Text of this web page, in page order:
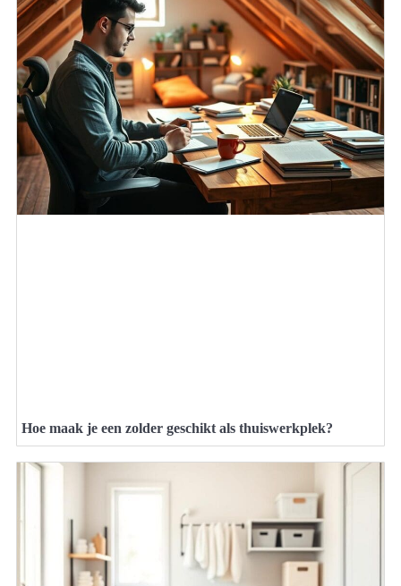
Hoe maak je een zolder geschikt als thuiswerkplek?